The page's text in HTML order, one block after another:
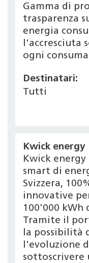
Gamma di
trasparenza
energia
l'accresciuta
ogni
Destinatari:
Tutti
Kwick energy
Kwick
smart di
Svizzera,
innovative
100'000 kWh
Tramite il
la possibilità
l'evoluzione
sottoscrivere